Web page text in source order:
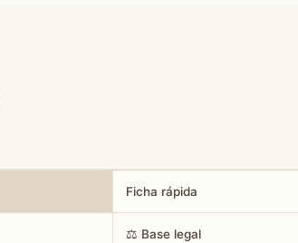
Ficha rápida
⚖️ Base legal